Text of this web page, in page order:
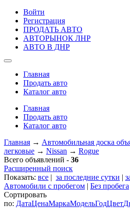
Войти
Регистрация
ПРОДАТЬ АВТО
АВТОРЫНОК ЛНР
АВТО В ДНР
Главная
Продать авто
Каталог авто
Главная
Продать авто
Каталог авто
Главная → Автомобильная доска
легковые → Nissan → Rogue
Всего объявлений - 36
Расширенный поиск
Показать: все | за последние сутки |
Автомобили с пробегом | Без пробега
Сортировать
по: ДатаЦенаМаркаМодельГодЦвет